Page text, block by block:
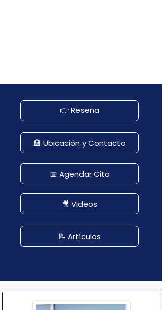
👉 Reseña
🏥 Ubicación y Contacto
📅 Agendar Cita
🎥 Videos
📝 Artículos